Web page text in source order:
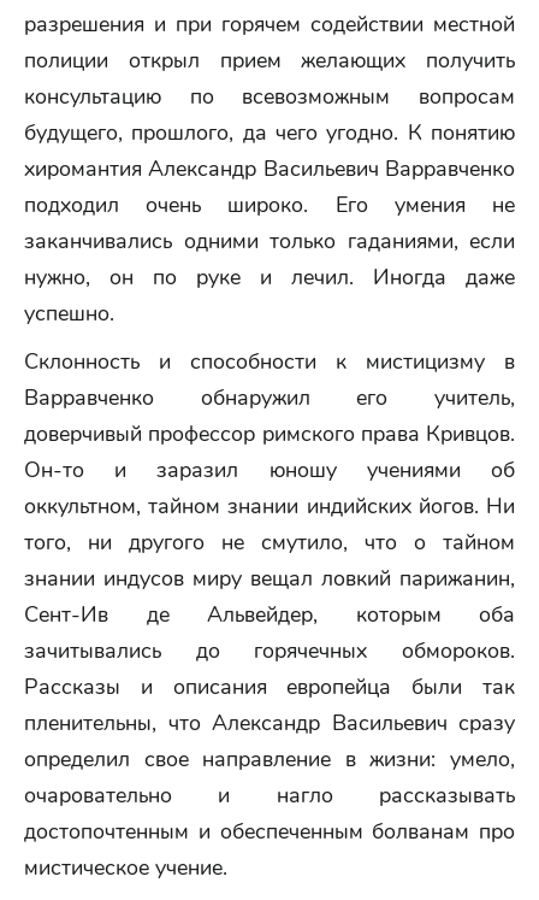
разрешения и при горячем содействии местной
полиции открыл прием желающих получить
консультацию по всевозможным вопросам
будущего, прошлого, да чего угодно. К понятию
хиромантия Александр Васильевич Варравченко
подходил очень широко. Его умения не
заканчивались одними только гаданиями, если
нужно, он по руке и лечил. Иногда даже
успешно.
Склонность и способности к мистицизму в
Варравченко обнаружил его учитель,
доверчивый профессор римского права Кривцов.
Он-то и заразил юношу учениями об
оккультном, тайном знании индийских йогов. Ни
того, ни другого не смутило, что о тайном
знании индусов миру вещал ловкий парижанин,
Сент-Ив де Альвейдер, которым оба
зачитывались до горячечных обмороков.
Рассказы и описания европейца были так
пленительны, что Александр Васильевич сразу
определил свое направление в жизни: умело,
очаровательно и нагло рассказывать
достопочтенным и обеспеченным болванам про
мистическое учение.